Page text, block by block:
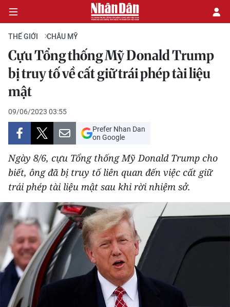
CHÍNH TRỊ
KINH TẾ
VĂN HÓA
XÃ HỘI
PHÁP LUẬT
DU LỊCH
THẾ GIỚI
THỂ THAO
GIÁO DỤC
Y TẾ
THẾ GIỚI CHÂU MỸ
Cựu Tổng thống Mỹ Donald Trump
bị truy tố về cất giữ trái phép tài liệu
mật
09/06/2023 03:55
Prefer Nhan Dan
on Google
Ngày 8/6, cựu Tổng thống Mỹ Donald Trump cho
biết, ông đã bị truy tố liên quan đến việc cất giữ
trái phép tài liệu mật sau khi rời nhiệm sở.